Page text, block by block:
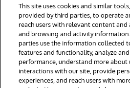
twitter youtubefacebook
© 1996-2022 InterSystems Corporation,
direitos reservados.
Avisos/Termos & Condições
This site uses cookies and similar
provided by third parties, to operate
reach users with relevant content and
and browsing and activity
parties use the information collected
features and functionality, analyze
performance, understand more about
interactions with our site, provide
experiences, and reach users with